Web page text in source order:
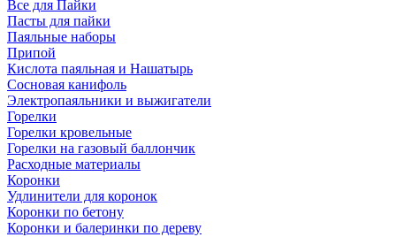
Все для Пайки
Пасты для пайки
Паяльные наборы
Припой
Кислота паяльная и Нашатырь
Сосновая канифоль
Электропаяльники и выжигатели
Горелки
Горелки кровельные
Горелки на газовый баллончик
Расходные материалы
Коронки
Удлинители для коронок
Коронки по бетону
Коронки и балеринки по дереву